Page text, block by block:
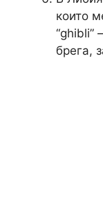
които
“ghibli”
брега,